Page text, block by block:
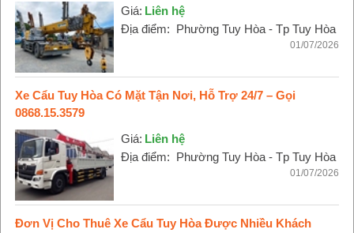
Giá: Liên hệ
Địa điểm: Phường Tuy Hòa - Tp Tuy Hòa
01/07/2026
Xe Cẩu Tuy Hòa Có Mặt Tận Nơi, Hỗ Trợ 24/7 – Gọi
0868.15.3579
Giá: Liên hệ
Địa điểm: Phường Tuy Hòa - Tp Tuy Hòa
01/07/2026
Đơn Vị Cho Thuê Xe Cẩu Tuy Hòa Được Nhiều Khách